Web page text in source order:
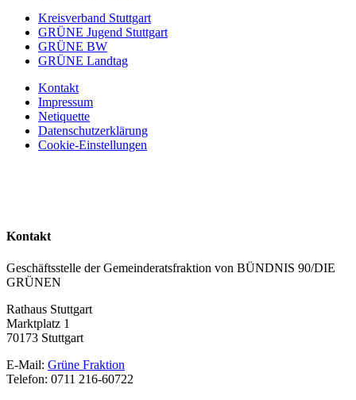
Kreisverband Stuttgart
GRÜNE Jugend Stuttgart
GRÜNE BW
GRÜNE Landtag
Kontakt
Impressum
Netiquette
Datenschutzerklärung
Cookie-Einstellungen
Kontakt
Geschäftsstelle der Gemeinderatsfraktion von BÜNDNIS 90/DIE
GRÜNEN
Rathaus Stuttgart
Marktplatz 1
70173 Stuttgart
E-Mail: Grüne Fraktion
Telefon: 0711 216-60722